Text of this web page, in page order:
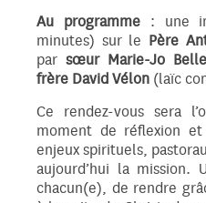
Au programme: une
minutes) sur le Père
par sœur Marie-Jo
frère David Vélon (laïc
Ce rendez-vous sera
moment de réflexion
enjeux spirituels,
aujourd’hui la mission.
chacun(e), de rendre